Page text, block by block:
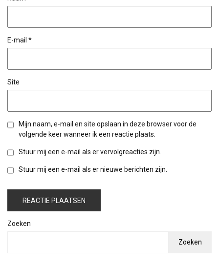
E-mail *
Site
Mijn naam, e-mail en site opslaan in deze browser voor de
volgende keer wanneer ik een reactie plaats.
Stuur mij een e-mail als er vervolgreacties zijn.
Stuur mij een e-mail als er nieuwe berichten zijn.
Zoeken
Zoeken